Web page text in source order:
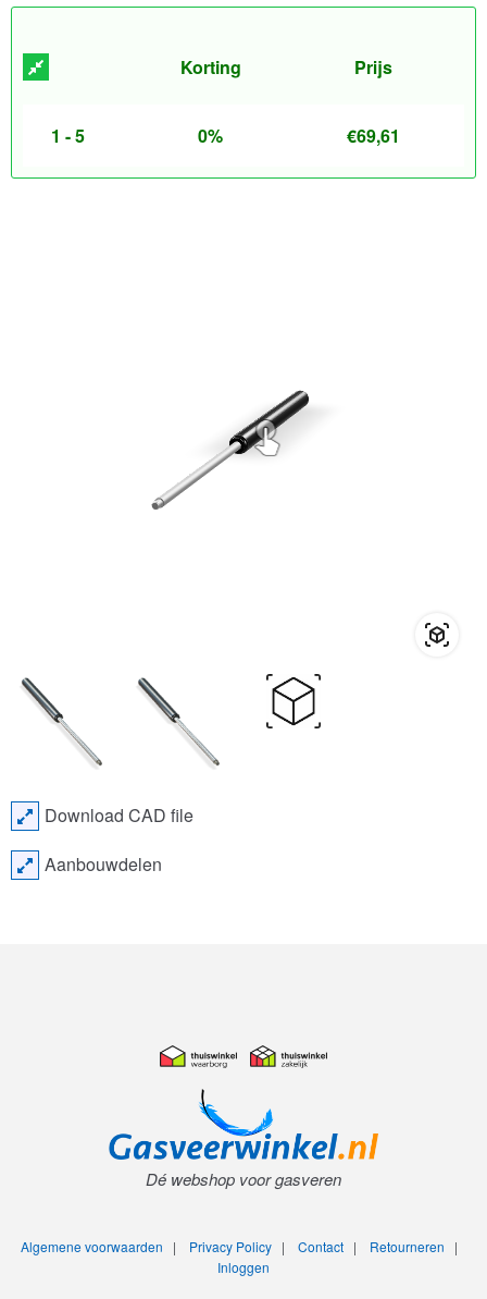
Korting Prijs
1 - 5 0% €69,61
Download CAD file
Aanbouwdelen
Dé webshop voor gasveren
Algemene voorwaarden | Privacy Policy| Contact| Retourneren |
Inloggen